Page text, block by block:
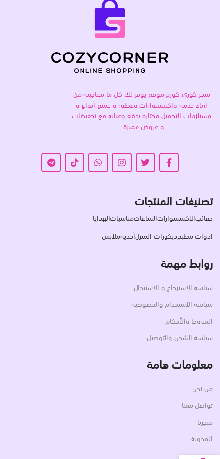
متجر كوزي كورنر موقع يوفر لك كل ما تحتاجينه من
أزياء حديثه واكسسوارات وعطور و جميع أنواع و
مستلزمات التجميل مختاره بدقه وعنايه مع تخفيضات
و عروض مميزة .
تصنيفات المنتجات
حقائبالاكسسواراتالساعاتمناسباتالهدايا
ادوات مطبخديكورات المنزلأحذيةملابس
روابط مهمة
سياسه الإسترجاع و الإستبدال
سياسة الاستخدام والخصوصية
الشروط والأحكام
سياسة الشحن والتوصيل
معلومات هامة
من نحن
تواصل معنا
متجرنا
المدونة